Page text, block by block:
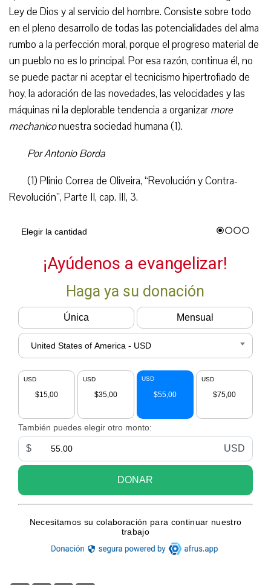
Ley de Dios y al servicio del hombre. Consiste sobre todo
en el pleno desarrollo de todas las potencialidades del alma
rumbo a la perfección moral, porque el progreso material de
un pueblo no es lo principal. Por esa razón, continua él, no
se puede pactar ni aceptar el tecnicismo hipertrofiado de
hoy, la adoración de las novedades, las velocidades y las
máquinas ni la deplorable tendencia a organizar more
mechaniconuestra sociedad humana (1).
Por Antonio Borda
(1) Plinio Correa de Oliveira, “Revolución y Contra-
Revolución”, Parte II, cap. III, 3.